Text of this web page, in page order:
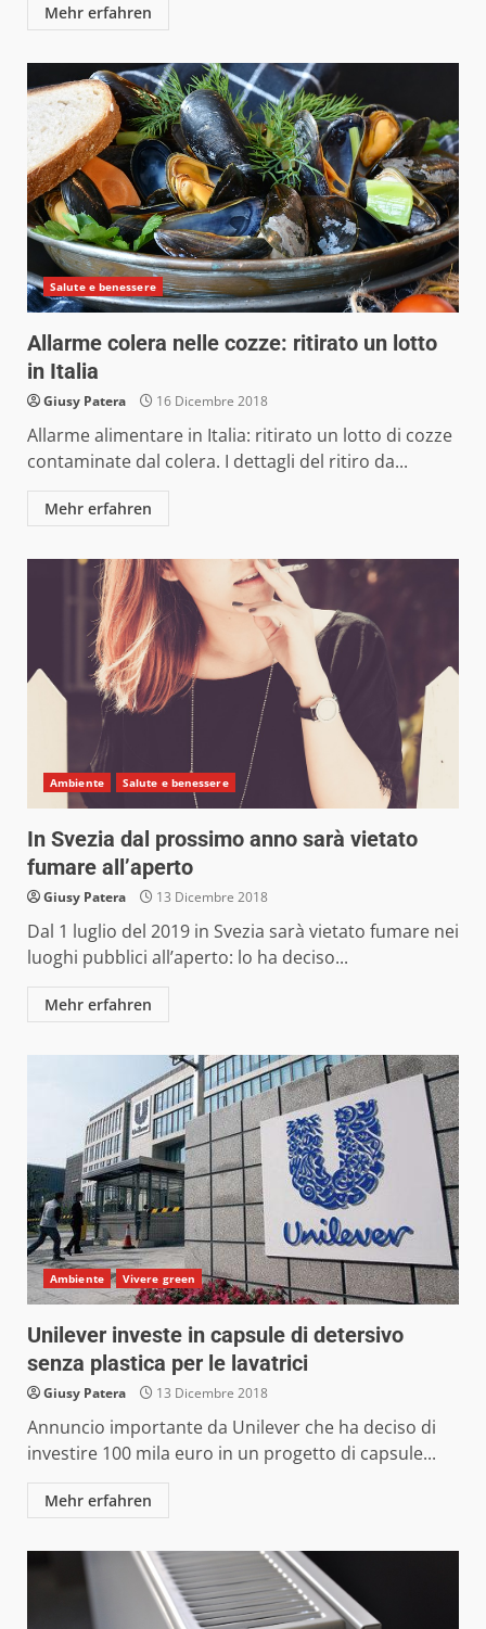
Mehr erfahren
Salute e benessere
Allarme colera nelle cozze: ritirato un lotto
in Italia
Giusy Patera 16 Dicembre 2018
Allarme alimentare in Italia: ritirato un lotto di cozze
contaminate dal colera. I dettagli del ritiro da...
Mehr erfahren
Ambiente Salute e benessere
In Svezia dal prossimo anno sarà vietato
fumare all’aperto
Giusy Patera 13 Dicembre 2018
Dal 1 luglio del 2019 in Svezia sarà vietato fumare nei
luoghi pubblici all’aperto: lo ha deciso...
Mehr erfahren
Ambiente Vivere green
Unilever investe in capsule di detersivo
senza plastica per le lavatrici
Giusy Patera 13 Dicembre 2018
Annuncio importante da Unilever che ha deciso di
investire 100 mila euro in un progetto di capsule...
Mehr erfahren